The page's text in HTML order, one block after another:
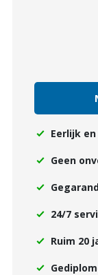
Eerlijk
Geen
24/7
Ruim 20